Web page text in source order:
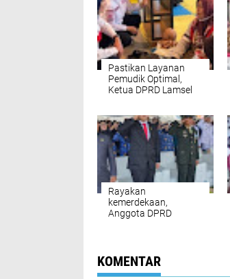
Pastikan Layanan
Pemudik Optimal,
Ketua DPRD Lamsel
Bakauheni
Rayakan
kemerdekaan,
Anggota DPRD
KOMENTAR